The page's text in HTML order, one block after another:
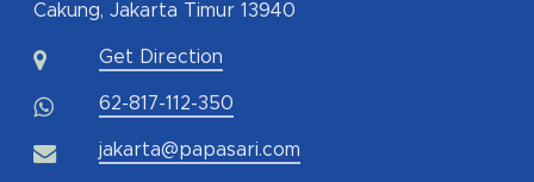
Cakung, Jakarta Timur 13940
Get Direction
62-817-112-350
jakarta@papasari.com